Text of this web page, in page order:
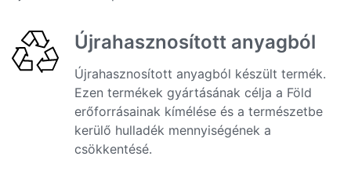
Újrahasznosított anyagból
Újrahasznosított anyagból készült termék.
Ezen termékek gyártásának célja a Föld
erőforrásainak kímélése és a természetbe
kerülő hulladék mennyiségének a
csökkentésé.